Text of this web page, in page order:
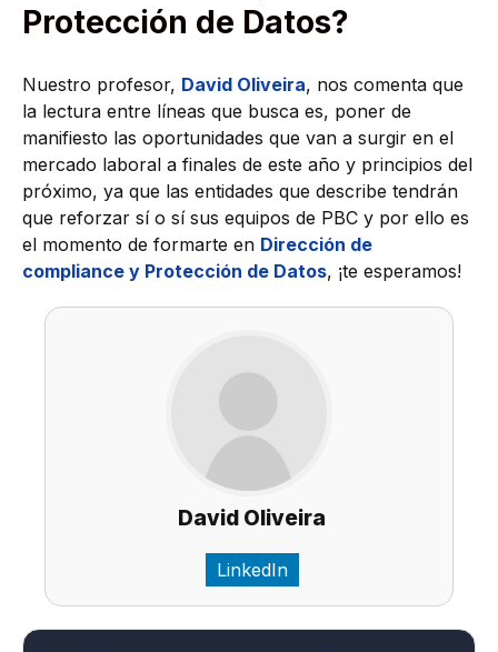
Protección de Datos?
Nuestro profesor, David Oliveira, nos comenta que
la lectura entre líneas que busca es, poner de
manifiesto las oportunidades que van a surgir en el
mercado laboral a finales de este año y principios del
próximo, ya que las entidades que describe tendrán
que reforzar sí o sí sus equipos de PBC y por ello es
el momento de formarte en Dirección de
compliance y Protección de Datos, ¡te esperamos!
David Oliveira
LinkedIn